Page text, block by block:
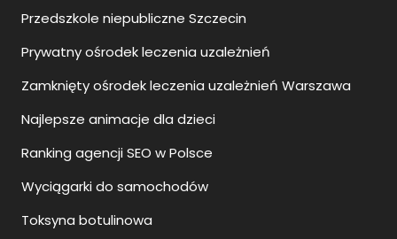
Przedszkole niepubliczne Szczecin
Prywatny ośrodek leczenia uzależnień
Zamknięty ośrodek leczenia uzależnień Warszawa
Najlepsze animacje dla dzieci
Ranking agencji SEO w Polsce
Wyciągarki do samochodów
Toksyna botulinowa